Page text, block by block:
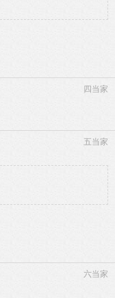
四当家
五当家
六当家